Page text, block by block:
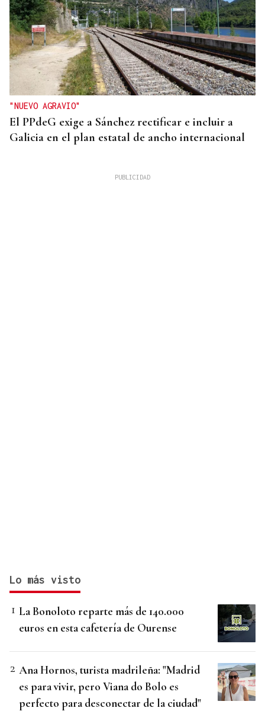
"NUEVO AGRAVIO"
El PPdeG exige a Sánchez rectificar e incluir a
Galicia en el plan estatal de ancho internacional
Lo más visto
La Bonoloto reparte más de 140.000
euros en esta cafetería de Ourense
Ana Hornos, turista madrileña: "Madrid
es para vivir, pero Viana do Bolo es
perfecto para desconectar de la ciudad"